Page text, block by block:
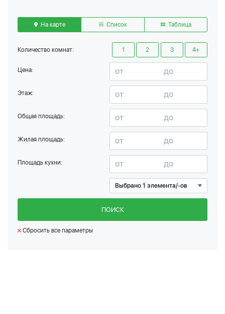
На карте Список Таблица
Количество комнат: 1 2 3 4+
Цена:
Этаж:
Общая площадь:
Жилая площадь:
Площадь кухни:
Выбрано 1 элемента/-ов
ПОИСК
Сбросить все параметры